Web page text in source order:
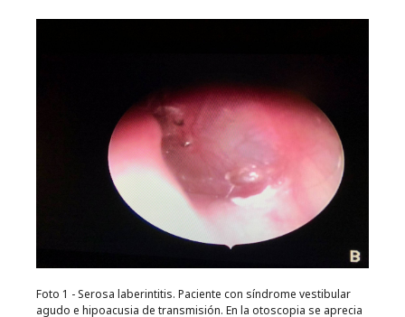
Tema 06
Foto 1 - Serosa laberintitis. Paciente con síndrome vestibular
agudo e hipoacusia de transmisión. En la otoscopia se aprecia